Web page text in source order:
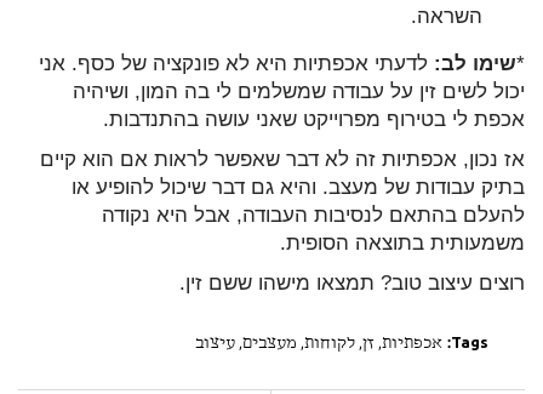
השראה.
*שימו לב: לדעתי אכפתיות היא לא פונקציה של כסף. אני
יכול לשים זין על עבודה שמשלמים לי בה המון, ושיהיה
אכפת לי בטירוף מפרוייקט שאני עושה בהתנדבות.
אז נכון, אכפתיות זה לא דבר שאפשר לראות אם הוא קיים
בתיק עבודות של מעצב. והיא גם דבר שיכול להופיע או
להעלם בהתאם לנסיבות העבודה, אבל היא נקודה
משמעותית בתוצאה הסופית.
רוצים עיצוב טוב? תמצאו מישהו ששם זין.
Tags: אכפתיות, זן, לקוחות, מעצבים, עיצוב